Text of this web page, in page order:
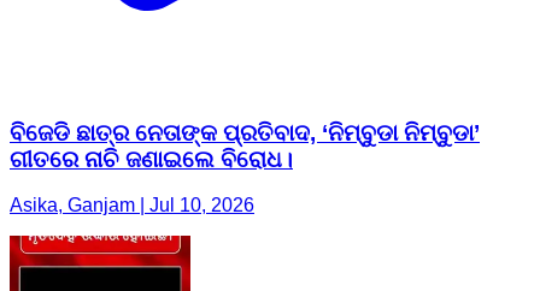
ବିଜେଡି ଛାତ୍ର ନେତାଙ୍କ ପ୍ରତିବାଦ, ‘ନିମ୍ବୁଡା ନିମ୍ବୁଡା’
ଗୀତରେ ନାଚି ଜଣାଇଲେ ବିରୋଧ।
Asika, Ganjam | Jul 10, 2026